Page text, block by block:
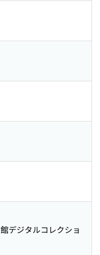
デジタルコレクショ